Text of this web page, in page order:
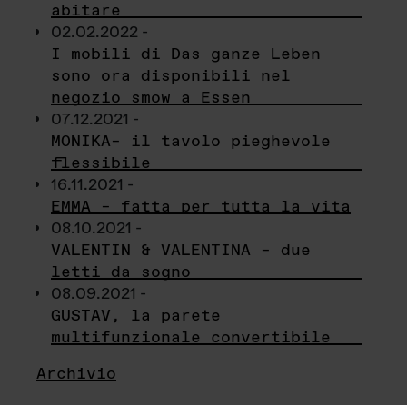
abitare
02.02.2022 -
I mobili di Das ganze Leben
sono ora disponibili nel
negozio smow a Essen
07.12.2021 -
MONIKA– il tavolo pieghevole
flessibile
16.11.2021 -
EMMA – fatta per tutta la vita
08.10.2021 -
VALENTIN & VALENTINA – due
letti da sogno
08.09.2021 -
GUSTAV, la parete
multifunzionale convertibile
Archivio